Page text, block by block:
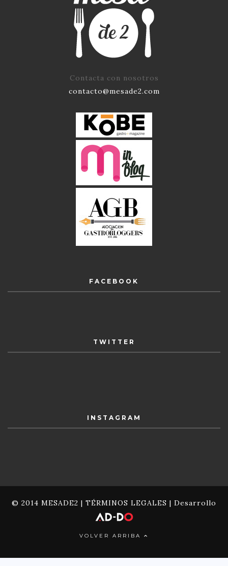
Contacta con nosotros
contacto@mesade2.com
FACEBOOK
TWITTER
INSTAGRAM
© 2014 MESADE2 | TÉRMINOS LEGALES | Desarrollo
VOLVER ARRIBA